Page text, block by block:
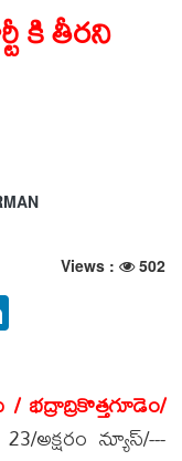
కి తీరని
Views :
502
భద్రాద్రికొత్తగూడెం/
అక్షరం న్యూస్/---